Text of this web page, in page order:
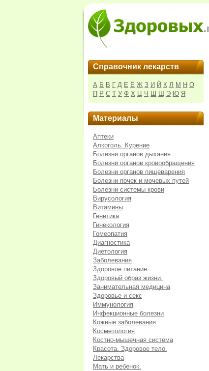
Справочник лекарств
А Б В Г Д Е Ё Ж З И Й К Л М Н О
П Р С Т У Ф Х Ц Ч Ш Щ Э Ю Я
Материалы
Аптеки
Алкоголь. Курение
Болезни органов дыхания
Болезни органов кровообращения
Болезни органов пищеварения
Болезни почек и мочевых путей
Болезни системы крови
Вирусология
Витамины
Генетика
Гинекология
Гомеопатия
Диагностика
Диетология
Заболевания
Здоровое питание
Здоровый образ жизни.
Занимательная медицина
Здоровье и секс
Иммунология
Инфекционные болезни
Кожные заболевания
Косметология
Костно-мышечная система
Красота. Здоровое тело.
Лекарства
Мать и ребенок.